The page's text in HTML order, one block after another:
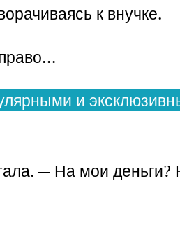
к внучке.
и
— На мои